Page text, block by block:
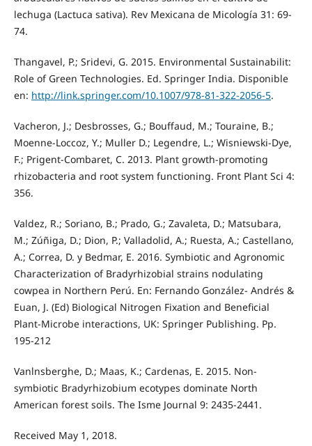
lechuga (Lactuca sativa). Rev Mexicana de Micología 31: 69-
74.
Thangavel, P.; Sridevi, G. 2015. Environmental Sustainabilit:
Role of Green Technologies. Ed. Springer India. Disponible
en: http://link.springer.com/10.1007/978-81-322-2056-5.
Vacheron, J.; Desbrosses, G.; Bouffaud, M.; Touraine, B.;
Moenne-Loccoz, Y.; Muller D.; Legendre, L.; Wisniewski-Dye,
F.; Prigent-Combaret, C. 2013. Plant growth-promoting
rhizobacteria and root system functioning. Front Plant Sci 4:
356.
Valdez, R.; Soriano, B.; Prado, G.; Zavaleta, D.; Matsubara,
M.; Zúñiga, D.; Dion, P.; Valladolid, A.; Ruesta, A.; Castellano,
A.; Correa, D. y Bedmar, E. 2016. Symbiotic and Agronomic
Characterization of Bradyrhizobial strains nodulating
cowpea in Northern Perú. En: Fernando González- Andrés &
Euan, J. (Ed) Biological Nitrogen Fixation and Beneficial
Plant-Microbe interactions, UK: Springer Publishing. Pp.
195-212
Vanlnsberghe, D.; Maas, K.; Cardenas, E. 2015. Non-
symbiotic Bradyrhizobium ecotypes dominate North
American forest soils. The Isme Journal 9: 2435-2441.
Received May 1, 2018.